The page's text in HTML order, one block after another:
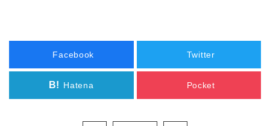
Facebook Twitter
B! Hatena Pocket